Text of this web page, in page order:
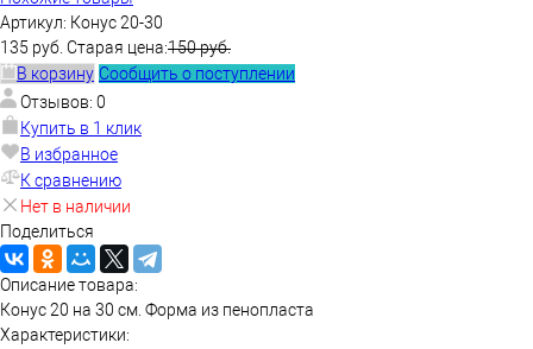
Артикул: Конус 20-30
135 руб. Старая цена:150 руб.
В корзину Сообщить о поступлении
Отзывов: 0
Купить в 1 клик
В избранное
К сравнению
Нет в наличии
Поделиться
Описание товара:
Конус 20 на 30 см. Форма из пенопласта
Характеристики: